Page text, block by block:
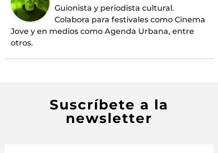
Guionista y periodista cultural.
Colabora para festivales como Cinema
Jove y en medios como Agenda Urbana, entre
otros.
Suscríbete a la
newsletter